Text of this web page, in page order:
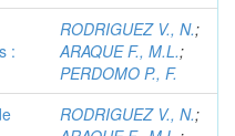
:
RODRIGUEZ V., N.;
ARAQUE F., M.L.;
PERDOMO P., F.
RODRIGUEZ V., N.;